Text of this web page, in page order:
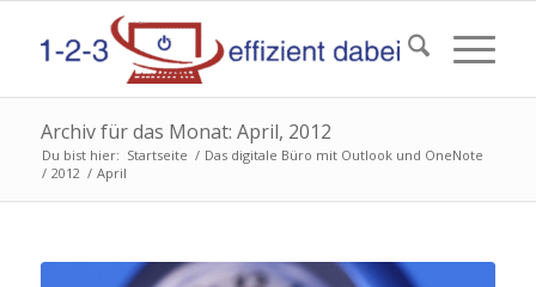
Archiv für das Monat: April, 2012
Du bist hier: Startseite / Das digitale Büro mit Outlook und OneNote
/ 2012 / April